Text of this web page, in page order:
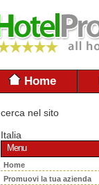
Home
cerca nel sito
Italia
Menu
Home
Promuovi la tua azienda